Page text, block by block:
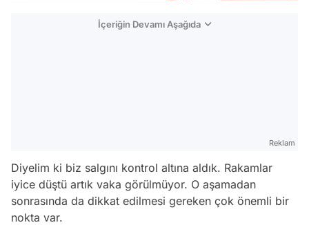
İçeriğin Devamı Aşağıda
Reklam
Diyelim ki biz salgını kontrol altına aldık. Rakamlar
iyice düştü artık vaka görülmüyor. O aşamadan
sonrasında da dikkat edilmesi gereken çok önemli bir
nokta var.